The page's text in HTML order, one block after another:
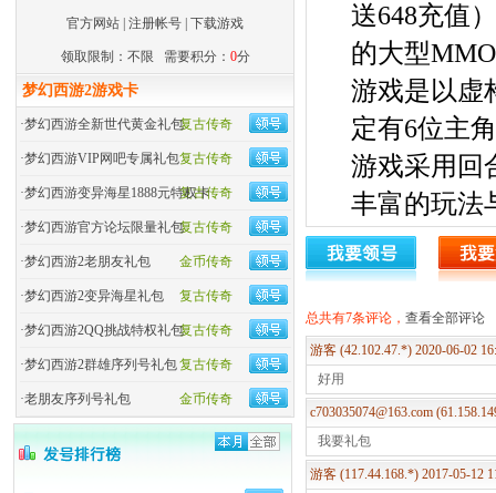
官方网站 注册帐号 下载游戏
领取限制：不限 需要积分： 0分
梦幻西游2游戏卡
复古传奇
·梦幻西游全新世代黄金礼包
复古传奇
·梦幻西游VIP网吧专属礼包
复古传奇
·梦幻西游变异海星1888元特权卡
复古传奇
·梦幻西游官方论坛限量礼包
金币传奇
·梦幻西游2老朋友礼包
复古传奇
·梦幻西游2变异海星礼包
复古传奇
·梦幻西游2QQ挑战特权礼包
复古传奇
·梦幻西游2群雄序列号礼包
金币传奇
·老朋友序列号礼包
送648充值
的大型
游戏是以虚
定有6位主
游戏采用回
丰富的玩法
游戏以交友
的态度进行
共同营造一
流畅体验。
福利
总共有7条评论， 查看全部评论
游客 (42.102.47.*) 2020-06-02
好用
c703035074@163.com
我要礼包
游客 (117.44.168.*) 2017-05-12